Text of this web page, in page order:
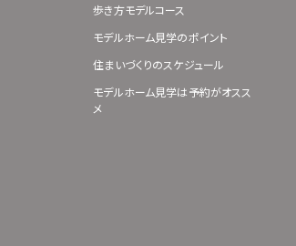
歩き方モデルコース
モデルホーム見学のポイント
住まいづくりのスケジュール
モデルホーム見学は予約がオスス
メ